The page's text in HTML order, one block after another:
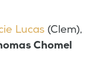
Lucas (Clem),
Chomel